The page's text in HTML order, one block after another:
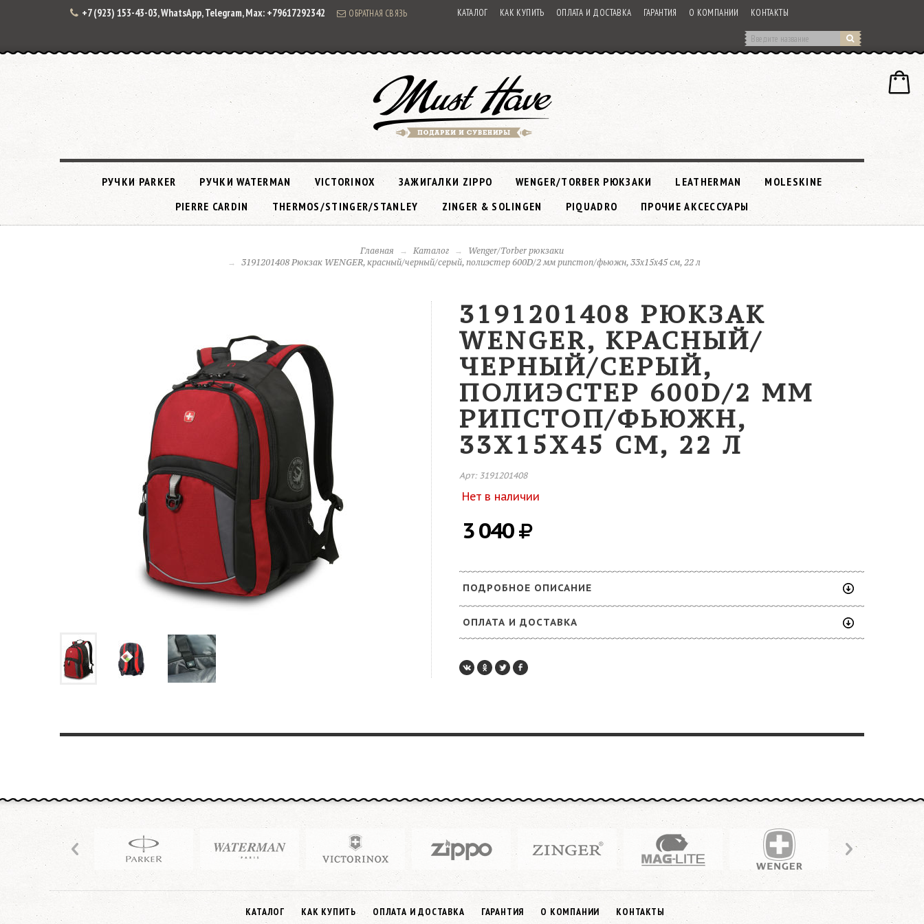
+7 (923) 153-43-03, WhatsApp, Telegram, Max: +79617292342 ОБРАТНАЯ СВЯЗЬ КАТАЛОГ КАК КУПИТЬ ОПЛАТА И ДОСТАВКА ГАРАНТИЯ О КОМПАНИИ КОНТАКТЫ
РУЧКИ PARKER РУЧКИ WATERMAN VICTORINOX ЗАЖИГАЛКИ ZIPPO WENGER/TORBER РЮКЗАКИ LEATHERMAN
MOLESKINE
PIERRE CARDIN
THERMOS/STINGER/STANLEY ZINGER & SOLINGEN PIQUADRO ПРОЧИЕ АКСЕССУАРЫ
Главная Каталог
Wenger/Torber рюкзаки
3191201408 Рюкзак WENGER, красный/черный/серый, полиэстер 600D/2 мм рипстоп/фьюжн, 33x15x45 см, 22 л
3191201408 РЮКЗАК
WENGER, КРАСНЫЙ/
ЧЕРНЫЙ/СЕРЫЙ,
ПОЛИЭСТЕР 600D/2 ММ
РИПСТОП/ФЬЮЖН,
33X15X45 СМ, 22 Л
Арт: 3191201408
Нет в наличии
3 040
ПОДРОБНОЕ ОПИСАНИЕ
ОПЛАТА И ДОСТАВКА
КАТАЛОГ КАК КУПИТЬ ОПЛАТА И ДОСТАВКА ГАРАНТИЯ О КОМПАНИИ КОНТАКТЫ